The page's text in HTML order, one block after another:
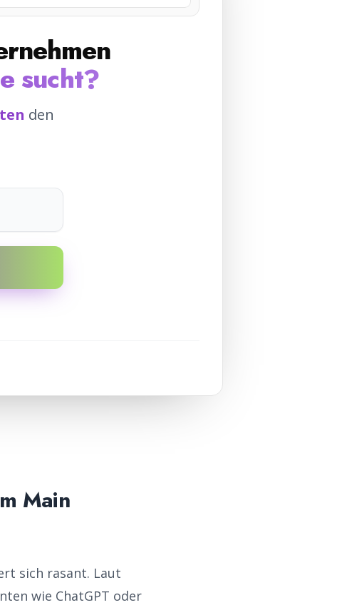
sucht?
den
Main
sich rasant. Laut
wie ChatGPT oder